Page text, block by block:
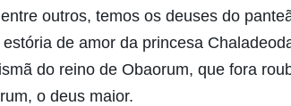
outros, temos os deuses do
de amor da princesa
do reino de Obaorum, que fora
o deus maior.